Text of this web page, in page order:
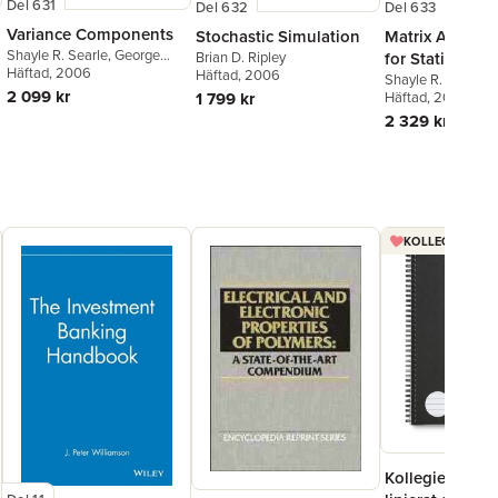
Del 631
Variance Components
Shayle R. Searle,George
Casella,Charles E.
McCulloch
Häftad, 2006
2 099 kr
Del 632
Stochastic Simulation
Brian D. Ripley
Häftad, 2006
1 799 kr
Del 633
Matrix
for Statistics
Shayle R. Searle
Häftad, 2006
2 329 kr
Kollegieblock